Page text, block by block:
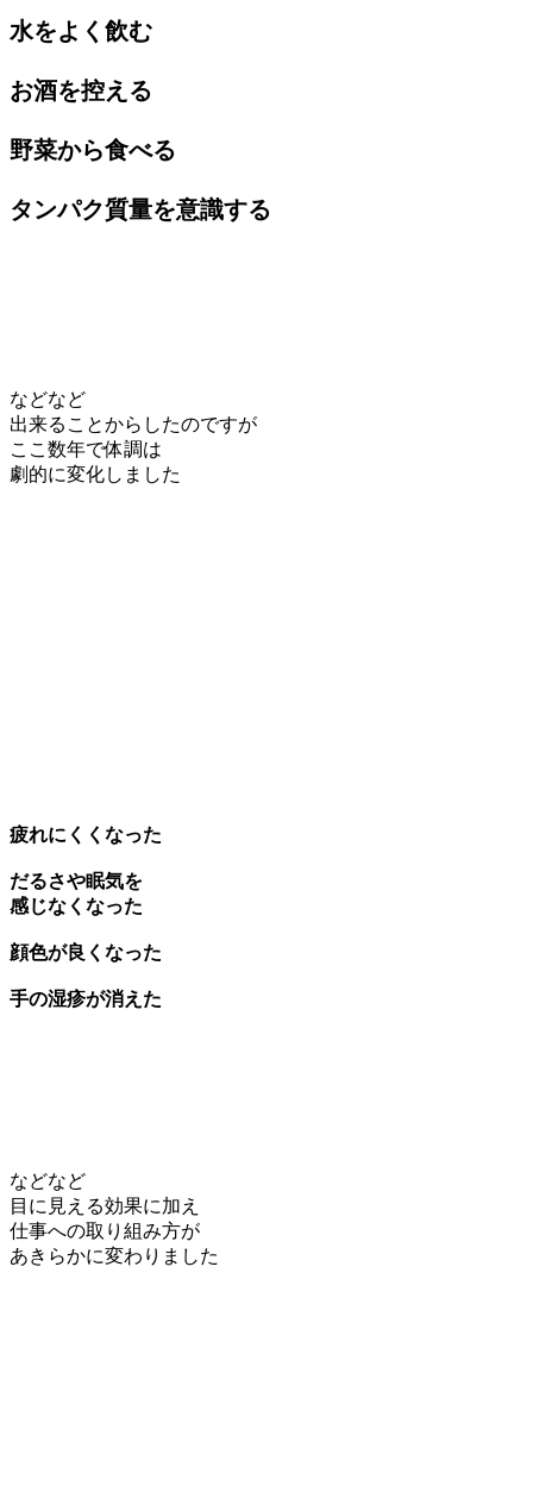
水をよく飲む
お酒を控える
野菜から食べる
タンパク質量を意識する
などなど
出来ることからしたのですが
ここ数年で体調は
劇的に変化しました
疲れにくくなった
だるさや眠気を
感じなくなった
顔色が良くなった
手の湿疹が消えた
などなど
目に見える効果に加え
仕事への取り組み方が
あきらかに変わりました